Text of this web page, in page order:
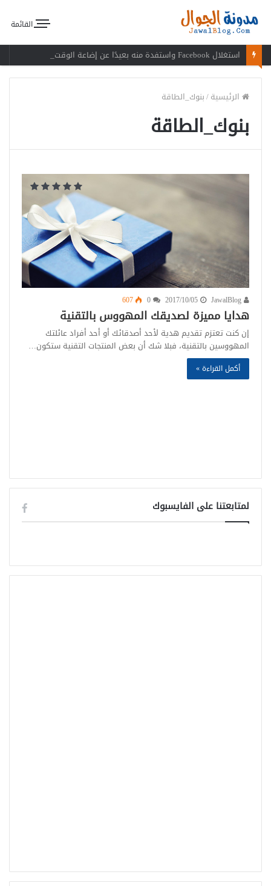
القائمة
استغلال Facebook واستفدة منه بعيدًا عن إضاعة الوقت
الرئيسية/بنوك_الطاقة
بنوك_الطاقة
2017/10/05
607
هدايا مميزة لصديقك المهووس بالتقنية
إن كنت تعتزم تقديم هدية لأحد أصدقائك أو أحد أفراد عائلتك
المهووسين بالتقنية، فبلا شك أن بعض المنتجات التقنية ستكون…
أكمل القراءة »
لمتابعتنا على الفايسبوك